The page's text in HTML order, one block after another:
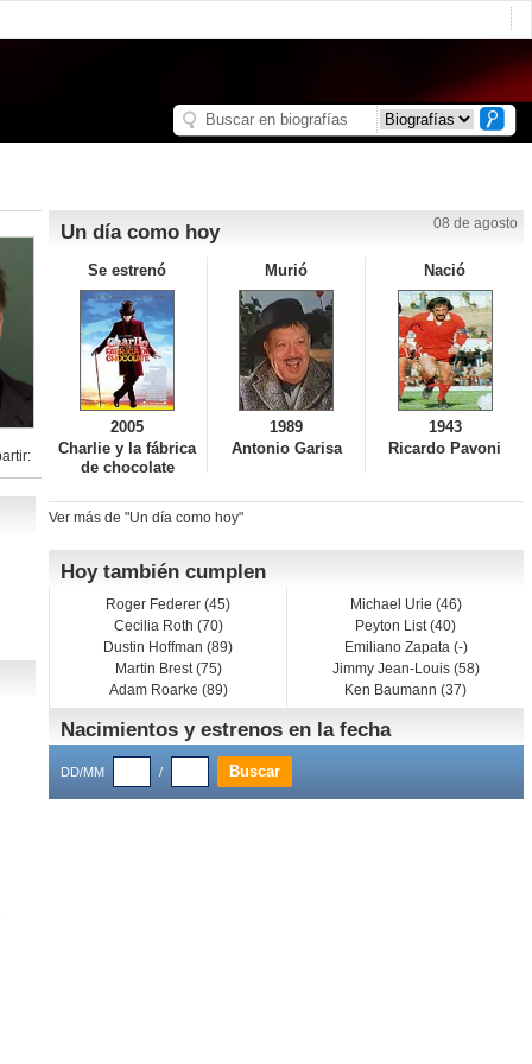
Un día como hoy 08 de agosto
Se estrenó
2005
Charlie y la fábrica
de chocolate
Murió
1989
Antonio Garisa
Nació
1943
Ricardo Pavoni
Ver más de "Un día como hoy"
Hoy también cumplen
Roger Federer (45)
Cecilia Roth (70)
Dustin Hoffman (89)
Martin Brest (75)
Adam Roarke (89)
Michael Urie (46)
Peyton List (40)
Emiliano Zapata (-)
Jimmy Jean-Louis (58)
Ken Baumann (37)
Nacimientos y estrenos en la fecha
DD/MM /